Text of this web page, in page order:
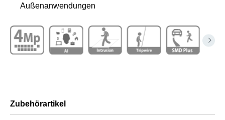
Außenanwendungen
Zubehörartikel